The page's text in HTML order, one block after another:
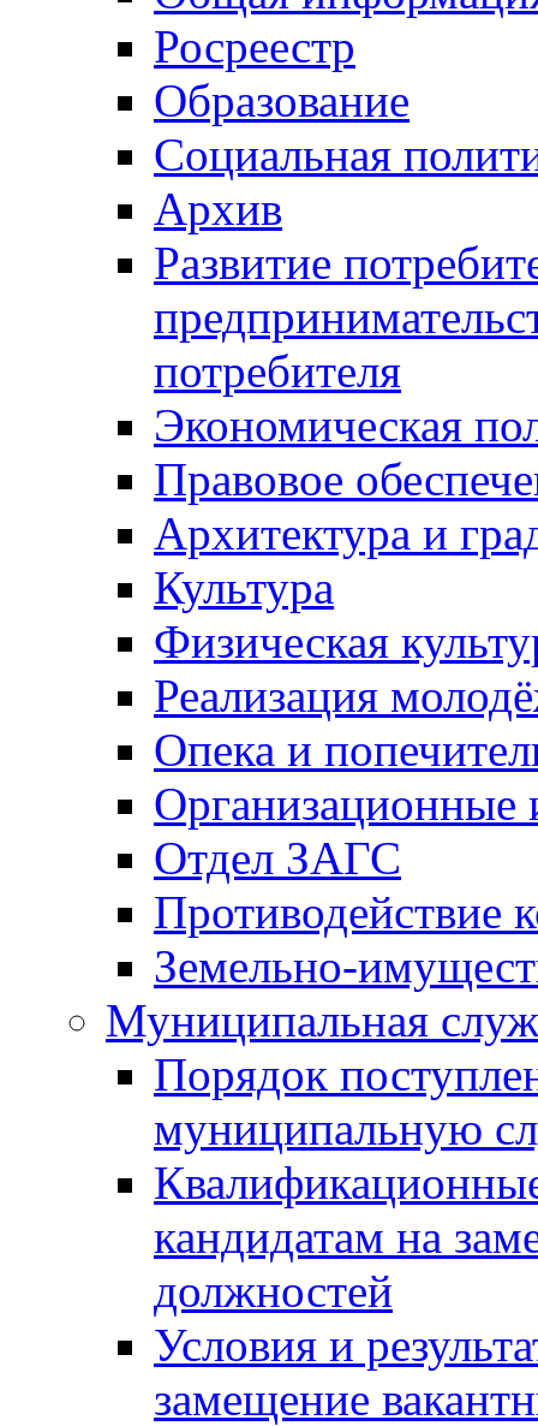
Росреестр
Образование
Социальная
Архив
Развитие
потребителя
Экономическая
Правовое
Архитектура и
Культура
Физическая
Реализация
Опека и
Отдел ЗАГС
Противодействие
Земельно-
Муниципальная
Порядок
муниципальную
кандидатам на
должностей
Условия и
замещение